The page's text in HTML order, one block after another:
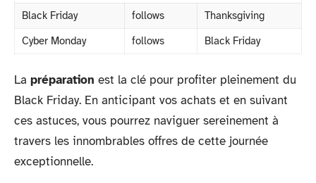
Black Friday
follows
Thanksgiving
Cyber Monday
follows Black Friday
La préparation est la clé pour profiter pleinement du
Black Friday. En anticipant vos achats et en suivant
ces astuces, vous pourrez naviguer sereinement à
travers les innombrables offres de cette journée
exceptionnelle.